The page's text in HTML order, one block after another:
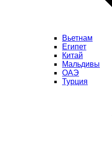
Вьетнам
Египет
Китай
Мальдивы
ОАЭ
Турция